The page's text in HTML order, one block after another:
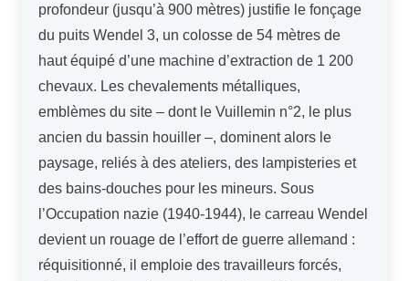
profondeur (jusqu’à 900 mètres) justifie le fonçage
du puits Wendel 3, un colosse de 54 mètres de
haut équipé d’une machine d’extraction de 1 200
chevaux. Les chevalements métalliques,
emblèmes du site – dont le Vuillemin n°2, le plus
ancien du bassin houiller –, dominent alors le
paysage, reliés à des ateliers, des lampisteries et
des bains-douches pour les mineurs. Sous
l’Occupation nazie (1940-1944), le carreau Wendel
devient un rouage de l’effort de guerre allemand :
réquisitionné, il emploie des travailleurs forcés,